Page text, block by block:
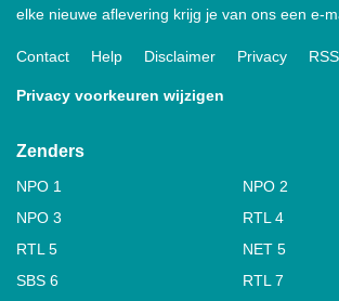
elke nieuwe aflevering krijg je van ons een e-
Contact Help Disclaimer Privacy RSS
Privacy voorkeuren wijzigen
Zenders
NPO 1
NPO 2
NPO 3
RTL 4
RTL 5
NET 5
SBS 6
RTL 7